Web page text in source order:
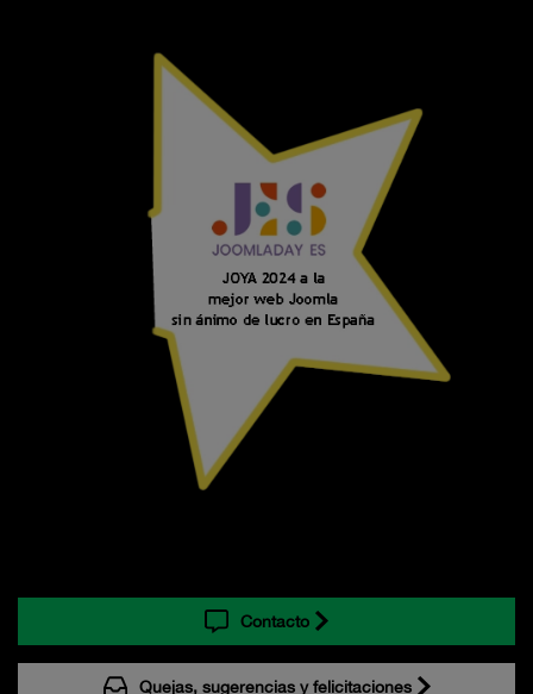
Contacto
Quejas, sugerencias y felicitaciones